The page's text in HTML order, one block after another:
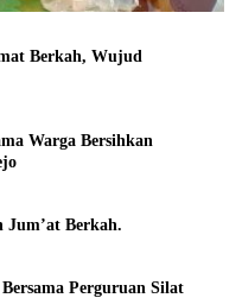
Berkah, Wujud
Warga Bersihkan
Jum’at Berkah.
Perguruan Silat